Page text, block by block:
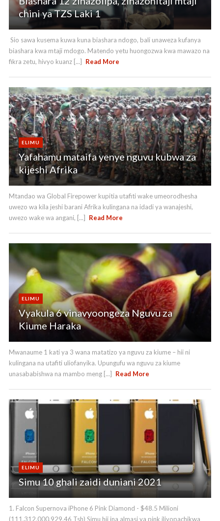
chini ya TZS Laki 1
Sio sawa kusema kuwa kuna biashara ndogo, bali unaweza kufanya
biashara kwa mtaji mdogo. Matendo yetu huongozwa kwa mawazo na
fikra zetu, hivyo kuanz [...]
Read More
ELIMU
Yafahamu mataifa yenye nguvu kubwa za
kijeshi Afrika
Mtandao wa Global Firepower kupitia utafiti wake umeorodhesha
uwezo wa kila jeshi barani Afrika kulingana na idadi ya wanajeshi,
uwezo wake wa angani, [...]
Read More
ELIMU
Vyakula 6 vinavyoongeza Nguvu za
Kiume Haraka
Mwanaume 1 kati ya 3 wana matatizo ya nguvu za kiume – hii ni
kulingana na utafiti uliofanyika. Upungufu wa nguvu za kiume
unasababishwa na mambo meng [...]
Read More
ELIMU
Simu 10 ghali zaidi duniani 2021
1. Falcon Supernova iPhone 6 Pink Diamond - $48.5 Milioni
(111,312,000,929.46 Tsh) Simu hii ina almasi ya pink iliyopachikwa